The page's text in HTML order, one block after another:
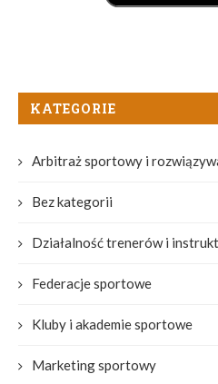
KATEGORIE
Arbitraż sportowy i
Bez kategorii
Działalność trenerów i
Federacje sportowe
Kluby i akademie sportowe
Marketing sportowy